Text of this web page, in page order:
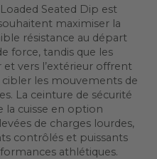
Seated Dip est
maximiser la
résistance au départ
force, tandis que les
et vers l’extérieur offrent
cibler les mouvements de
La ceinture de sécurité
la cuisse en option
de charges lourdes,
contrôlés et puissants
athlétiques.